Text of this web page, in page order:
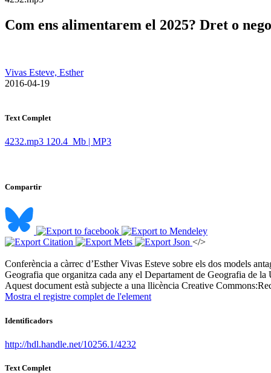
Com ens alimentarem el 2025? Dret o
Vivas Esteve, Esther
​ 2016-04-19
Text Complet
4232.mp3 120.4 Mb | MP3
Compartir
</>
Conferència a càrrec d’Esther Vivas Esteve sobre els dos models
Geografia que organitza cada any el Departament de Geografia de la
Aquest document està subjecte a una llicència Creative Commons:
Mostra el registre complet de l'element
Identificadors
http://hdl.handle.net/10256.1/4232
Text Complet